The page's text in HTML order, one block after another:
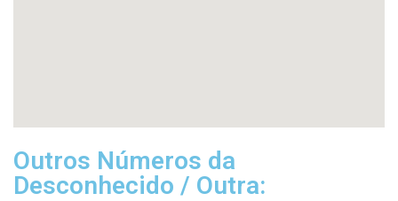
Outros Números da
Desconhecido / Outra: